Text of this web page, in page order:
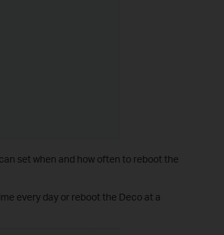
set when and how often to reboot the
every day or reboot the Deco at a